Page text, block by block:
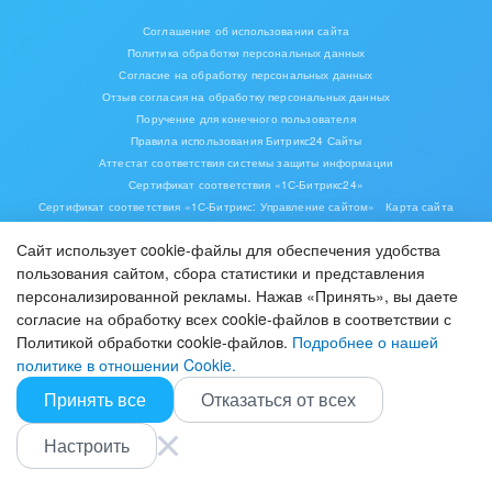
Соглашение об использовании сайта
Политика обработки персональных данных
Согласие на обработку персональных данных
Отзыв согласия на обработку персональных данных
Поручение для конечного пользователя
Правила использования Битрикс24 Сайты
Аттестат соответствия системы защиты информации
Сертификат соответствия «1С-Битрикс24»
Сертификат соответствия «1С-Битрикс: Управление сайтом»
Карта сайта
ИУП «1С-Битрикс», Республика Беларусь, г. Минск, пр-т Победителей, д. 110,
пом.110-5, офис. 5-1,
тел. +375 (17) 336-24-04
© 2001-2026 «Битрикс», «1С-Битрикс». Работает на «1С-Битрикс:
Управление сайтом»
Сайт использует cookie-файлы для обеспечения удобства
пользования сайтом, сбора статистики и представления
персонализированной рекламы. Нажав «Принять», вы даете
согласие на обработку всех cookie-файлов в соответствии с
Политикой обработки cookie-файлов. Подробнее о нашей
политике в отношении Cookie.
Принять все
Отказаться от всех
Настроить